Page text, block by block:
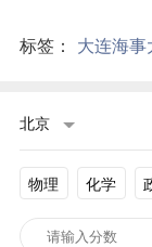
标签： 大连海事
北京
物理 化学